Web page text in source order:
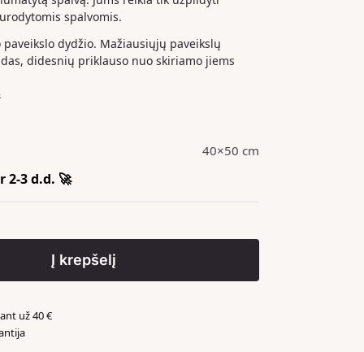
spalvomis.
dydžio. Mažiausiųjų paveikslų
didesnių priklauso nuo skiriamo jiems
40×50 cm
2-3 d.d. 🚀
Į krepšelį
už 40 €